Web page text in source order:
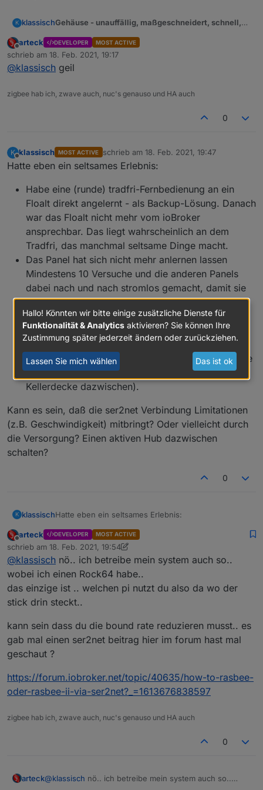
K klassischGehäuse - unauffällig, maßgeschneidert, schnell,
Nachdem das ser2Lan Abenteuer bei mir erfolgreich
bestanden ist, befindet sich die Platine jetzt im
Wohnbereich und braucht ein unauffälliges Gehäuse.
maßgeschneidert und dennoch ohne 3D-Druck soll
es sein. Hochverfügbar auch in Pandemiezeiten.
silber
Sicherheitsfeature: schwer entflammbar,
Abmessungen: 30mm x 15mm, Länge frei
wählbar
Preis ca. 10ct pro Gerät
Verfügbarkeit: oft im eigenen Bestand.
Ansonsten Baumarkt, amazon, Elektrohandel-
und Versand
auch Edelqualitäten erhältlich: Obo, Hager-
Tehalit
Die Abmessungen der Platine habt Ihr gut gewählt!
Erste Anprobe:
Ein paar Sägeschnitte, Feilenstriche und Plätten mit
Heißluftpistole später:
Gut genug für die finstere Stelle, wo das Ding hin
soll.
Offline
arteck DEVELOPER MOST ACTIVE
schrieb am 18. Feb. 2021, 19:17
zuletzt editiert von
@klassisch geil
zigbee hab ich, zwave auch, nuc's genauso und HA auch
0
K
Offline
klassisch MOST ACTIVE schrieb am 18. Feb. 2021, 19:47
zuletzt editiert von
Hatte eben ein seltsames Erlebnis:
Habe eine (runde) tradfri-Fernbedienung an ein
Floalt direkt angelernt - als Backup-Lösung. Danach
war das Floalt nicht mehr vom ioBroker
ansprechbar. Das liegt wahrscheinlich an dem
Tradfri, das manchmal seltsame Dinge macht.
Das Panel hat sich nicht mehr anlernen lassen
Mindestens 10 Versuche und die anderen Panels
dabei nach und nach stromlos gemacht, damit sie
nicht stören.
Dann habe ich die Zigbee-Platine vom OPi, wo sie
über ser2net angeschlossen war, in den Keller
umgezogen, direkt an den Win-ioBroker Rechner
und das Pairing hat sofort funktioniert - obwohl die
Funkwege deutlich ungünstiger sind (zusätzlich
Kellerdecke dazwischen).
Kann es sein, daß die ser2net Verbindung Limitationen
(z.B. Geschwindigkeit) mitbringt? Oder vielleicht durch
die Versorgung? Einen aktiven Hub dazwischen
schalten?
0
K klassischHatte eben ein seltsames Erlebnis:
Habe eine (runde) tradfri-Fernbedienung an ein
Floalt direkt angelernt - als Backup-Lösung.
Danach war das Floalt nicht mehr vom ioBroker
ansprechbar. Das liegt wahrscheinlich an dem
Das Panel hat sich nicht mehr anlernen lassen
Mindestens 10 Versuche und die anderen
damit sie nicht stören.
Dann habe ich die Zigbee-Platine vom OPi, wo
sie über ser2net angeschlossen war, in den
obwohl die Funkwege deutlich ungünstiger sind
(zusätzlich Kellerdecke dazwischen).
Kann es sein, daß die ser2net Verbindung
Limitationen (z.B. Geschwindigkeit) mitbringt? Oder
vielleicht durch die Versorgung? Einen aktiven Hub
Offline
arteck DEVELOPER MOST ACTIVE
schrieb am 18. Feb. 2021, 19:54
zuletzt editiert von arteck
@klassisch nö.. ich betreibe mein system auch so..
wobei ich einen Rock64 habe..
das einzige ist .. welchen pi nutzt du also da wo der
stick drin steckt..
kann sein dass du die bound rate reduzieren musst.. es
gab mal einen ser2net beitrag hier im forum hast mal
geschaut ?
https://forum.iobroker.net/topic/40635/how-to-rasbee-
oder-rasbee-ii-via-ser2net?_=1613676838597
zigbee hab ich, zwave auch, nuc's genauso und HA auch
0
arteck@klassisch nö.. ich betreibe mein system auch so..
Hallo! Könnten wir bitte einige zusätzliche Dienste für
Funktionalität & Analytics aktivieren? Sie können Ihre
Zustimmung später jederzeit ändern oder zurückziehen.
Lassen Sie mich wählen Das ist ok